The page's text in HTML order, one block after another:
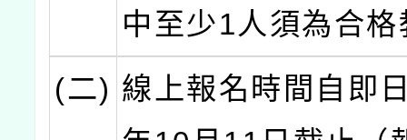
中至少1人須為合
(二) 線上報名時間自即